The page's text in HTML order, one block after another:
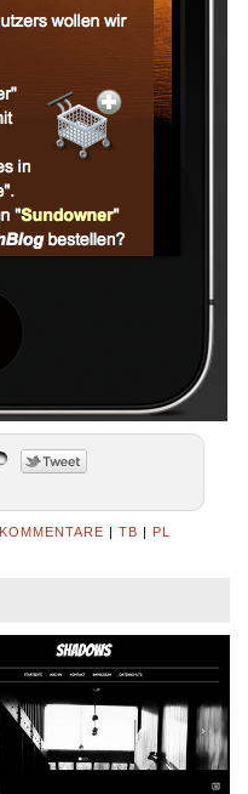
KOMMENTARE TB PL